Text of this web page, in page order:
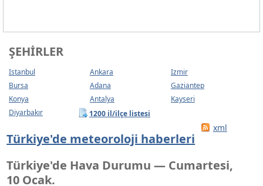
ŞEHIRLER
Istanbul Ankara
Izmir
Bursa
Adana
Gaziantep
Konya
Antalya
Kayseri
Diyarbakır
1200 il/ilçe listesi
Türkiye'de meteoroloji haberleri
xml
Türkiye'de Hava Durumu — Cumartesi,
10 Ocak.